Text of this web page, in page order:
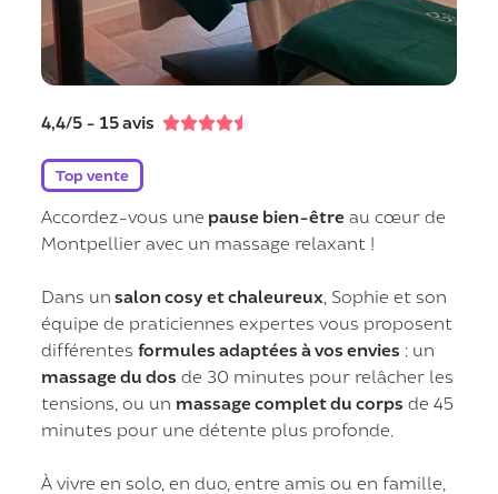
4,4/5 - 15 avis 
Top vente
Accordez-vous une pause bien-être au cœur de
Montpellier avec un massage relaxant !
Dans un salon cosy et chaleureux , Sophie et son
équipe de praticiennes expertes vous proposent
différentesformules adaptées à vos envies : un
massage du dos de 30 minutes pour relâcher les
tensions, ou un massage complet du corps de 45
minutes pour une détente plus profonde.
À vivre en solo, en duo, entre amis ou en famille,